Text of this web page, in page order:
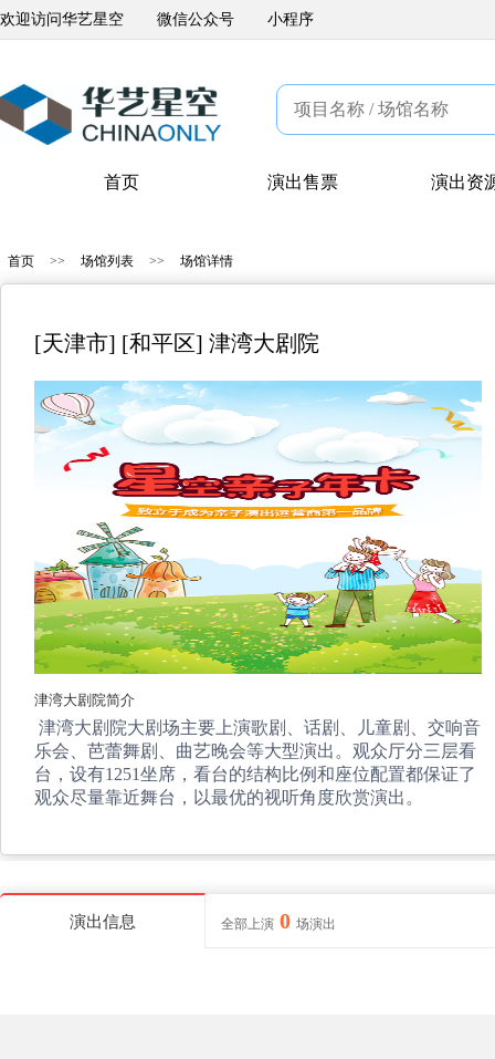
欢迎访问华艺星空 微信公众号 小程序
首页 演出售票 演出资
首页 >> 场馆列表 >> 场馆详情
[天津市] [和平区] 津湾大剧院
津湾大剧院简介
津湾大剧院大剧场主要上演歌剧、话剧、儿童剧、交响音
乐会、芭蕾舞剧、曲艺晚会等大型演出。观众厅分三层看
台，设有1251坐席，看台的结构比例和座位配置都保证了
观众尽量靠近舞台，以最优的视听角度欣赏演出。
演出信息 全部上演 0 场演出